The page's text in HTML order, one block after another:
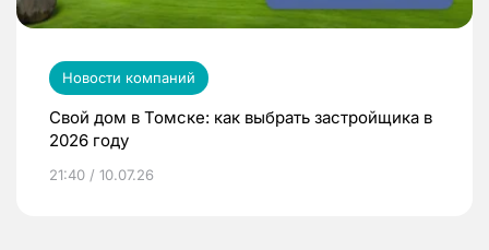
Новости компаний
Свой дом в Томске: как выбрать застройщика в
2026 году
21:40 / 10.07.26